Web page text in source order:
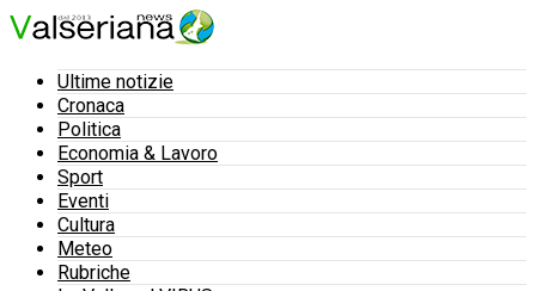
Ultime notizie
Cronaca
Politica
Economia & Lavoro
Sport
Eventi
Cultura
Meteo
Rubriche